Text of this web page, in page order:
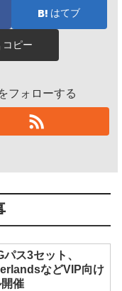
はてブ
コピー
フォローする
ス3セット、
などVIP向け
催